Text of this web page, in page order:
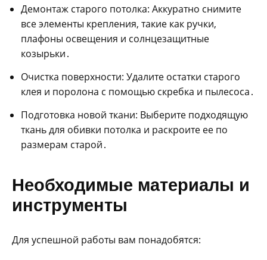
Демонтаж старого потолка: Аккуратно снимите
все элементы крепления, такие как ручки,
плафоны освещения и солнцезащитные
козырьки․
Очистка поверхности: Удалите остатки старого
клея и поролона с помощью скребка и пылесоса․
Подготовка новой ткани: Выберите подходящую
ткань для обивки потолка и раскроите ее по
размерам старой․
Необходимые материалы и
инструменты
Для успешной работы вам понадобятся: